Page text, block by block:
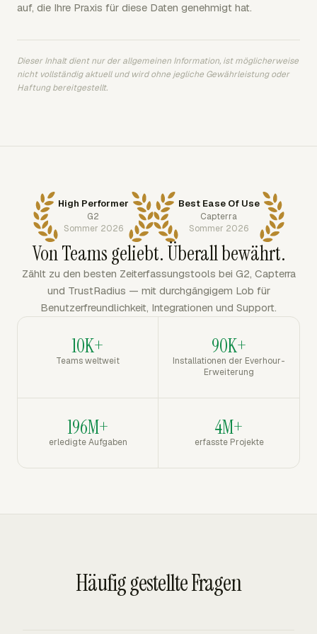
auf, die Ihre Praxis für diese Daten genehmigt hat.
Dieser Inhalt dient nur der allgemeinen Information, ist möglicherweise
nicht vollständig aktuell und wird ohne jegliche Gewährleistung oder
Haftung bereitgestellt.
High Performer
G2
Sommer 2026
Best Ease Of Use
Capterra
Sommer 2026
Von Teams geliebt. Überall bewährt.
Zählt zu den besten Zeiterfassungstools bei G2, Capterra
und TrustRadius — mit durchgängigem Lob für
Benutzerfreundlichkeit, Integrationen und Support.
10K+
Teams weltweit
90K+
Installationen der Everhour-
Erweiterung
196M+
erledigte Aufgaben
4M+
erfasste Projekte
Häufig gestellte Fragen